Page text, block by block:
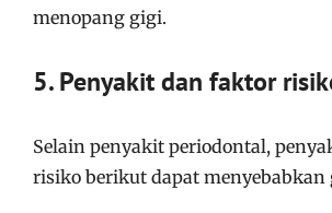
menopang gigi.
5. Penyakit dan faktor
Selain penyakit periodontal,
risiko berikut dapat menyebabkan